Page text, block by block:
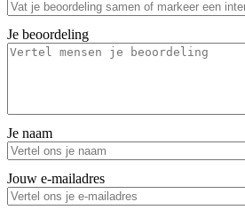
Je beoordeling
Je naam
Jouw e-mailadres